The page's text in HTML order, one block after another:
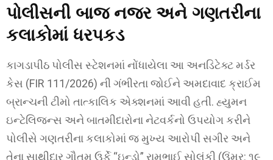
પોલીસની બાજ નજર અને ગણતરીના
કલાકોમાં ધરપકડ
કાગડાપીઠ પોલીસ સ્ટેશનમાં નોંધાયેલા આ અનડિટેક્ટ મર્ડર
કેસ (FIR 111/2026) ની ગંભીરતા જોઈને અમદાવાદ ક્રાઈમ
બ્રાન્ચની ટીમો તાત્કાલિક એક્શનમાં આવી હતી. હ્યુમન
ઇન્ટેલિજન્સ અને બાતમીદારોના નેટવર્કનો ઉપયોગ કરીને
પોલીસે ગણતરીના કલાકોમાં જ મુખ્ય આરોપી સગીર અને
તેના સાથીદાર ગૌતમ ઉર્ફે “ઇન્ડો” રામુભાઈ સોલંકી (ઉંમર: ૧૯